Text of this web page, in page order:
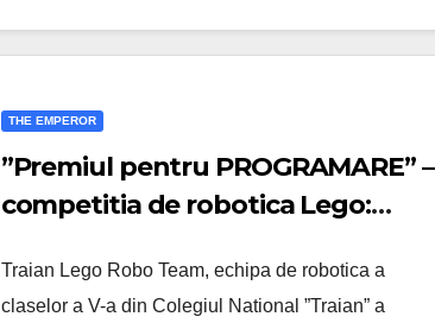
THE EMPEROR
”Premiul pentru PROGRAMARE” –
competitia de robotica Lego:
Traian Lego Robo Team, echipa de robotica a
claselor a V-a din Colegiul National ”Traian” a